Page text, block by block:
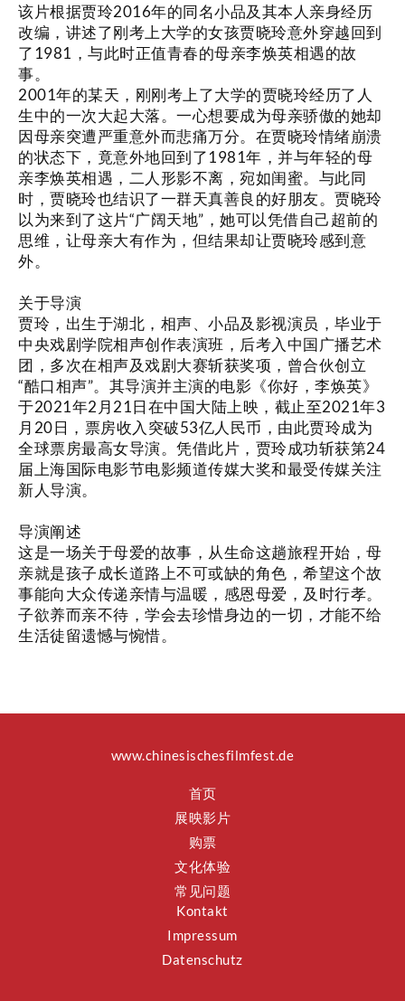
该片根据贾玲2016年的同名小品及其本人亲身经历
改编，讲述了刚考上大学的女孩贾晓玲意外穿越回到
了1981，与此时正值青春的母亲李焕英相遇的故
事。
2001年的某天，刚刚考上了大学的贾晓玲经历了人
生中的一次大起大落。一心想要成为母亲骄傲的她却
因母亲突遭严重意外而悲痛万分。在贾晓玲情绪崩溃
的状态下，竟意外地回到了1981年，并与年轻的母
亲李焕英相遇，二人形影不离，宛如闺蜜。与此同
时，贾晓玲也结识了一群天真善良的好朋友。贾晓玲
以为来到了这片“广阔天地”，她可以凭借自己超前的
思维，让母亲大有作为，但结果却让贾晓玲感到意
外。
关于导演
贾玲，出生于湖北，相声、小品及影视演员，毕业于
中央戏剧学院相声创作表演班，后考入中国广播艺术
团，多次在相声及戏剧大赛斩获奖项，曾合伙创立
“酷口相声”。其导演并主演的电影《你好，李焕英》
于2021年2月21日在中国大陆上映，截止至2021年3
月20日，票房收入突破53亿人民币，由此贾玲成为
全球票房最高女导演。凭借此片，贾玲成功斩获第24
届上海国际电影节电影频道传媒大奖和最受传媒关注
新人导演。
导演阐述
这是一场关于母爱的故事，从生命这趟旅程开始，母
亲就是孩子成长道路上不可或缺的角色，希望这个故
事能向大众传递亲情与温暖，感恩母爱，及时行孝。
子欲养而亲不待，学会去珍惜身边的一切，才能不给
生活徒留遗憾与惋惜。
www.chinesischesfilmfest.de
首页
展映影片
购票
文化体验
常见问题
Kontakt
Impressum
Datenschutz